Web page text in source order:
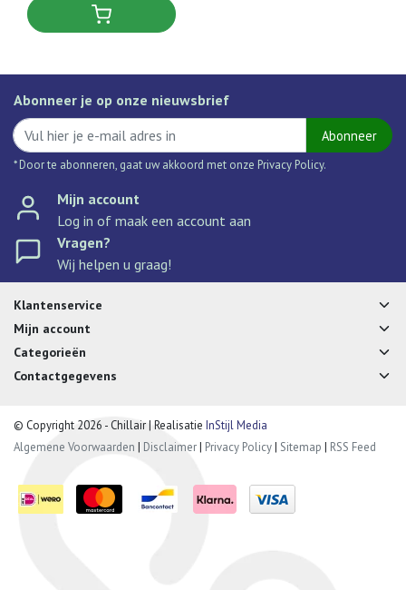
Abonneer je op onze nieuwsbrief
Abonneer
* Door te abonneren, gaat uw akkoord met onze Privacy Policy.
Mijn account
Log in of maak een account aan
Vragen?
Wij helpen u graag!
Klantenservice
Mijn account
Categorieën
Contactgegevens
© Copyright 2026 - Chillair | Realisatie InStijl Media
Algemene Voorwaarden | Disclaimer| Privacy Policy| Sitemap | RSS Feed